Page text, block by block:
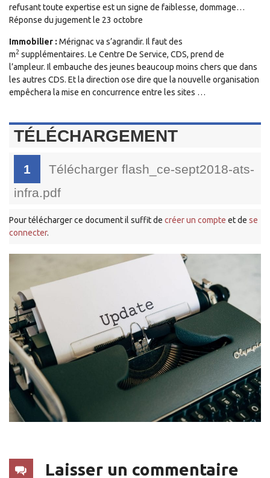
refusant toute expertise est un signe de faiblesse, dommage…
Réponse du jugement le 23 octobre
Immobilier : Mérignac va s’agrandir. Il faut des
m2 supplémentaires. Le Centre De Service, CDS, prend de
l’ampleur. Il embauche des jeunes beaucoup moins chers que dans
les autres CDS. Et la direction ose dire que la nouvelle organisation
empêchera la mise en concurrence entre les sites …
TÉLÉCHARGEMENT
1
Télécharger flash_ce-sept2018-ats-
infra.pdf
Pour télécharger ce document il suffit de créer un compte et de se
connecter.
Laisser un commentaire